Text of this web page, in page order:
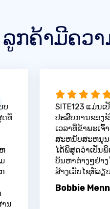
ລູກຄ້າມີຄວ
ບ
ດທີ່
ນ
SITE123 ແມ່ນ
ປະສົບການຂອງ
ເວລາທີ່ຂ້າພະເ
ສະຫນັບສະຫນູນ
ໄດ້ພິສູດວ່າເປັນພິ
ບັນຫາຕ່າງໆຢ່າ
ສ້າງເວັບໄຊທ໌ລ
Bobbie